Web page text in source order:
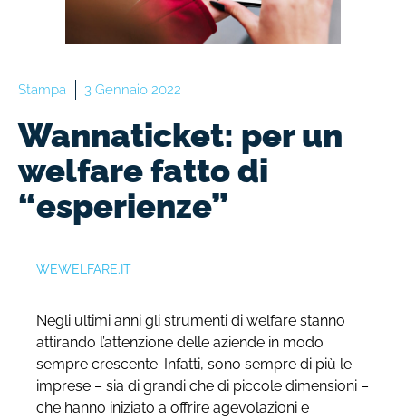
Stampa 3 Gennaio 2022
Wannaticket: per un
welfare fatto di
“esperienze”
WEWELFARE.IT
Negli ultimi anni gli strumenti di welfare stanno
attirando l’attenzione delle aziende in modo
sempre crescente. Infatti, sono sempre di più le
imprese – sia di grandi che di piccole dimensioni –
che hanno iniziato a offrire agevolazioni e